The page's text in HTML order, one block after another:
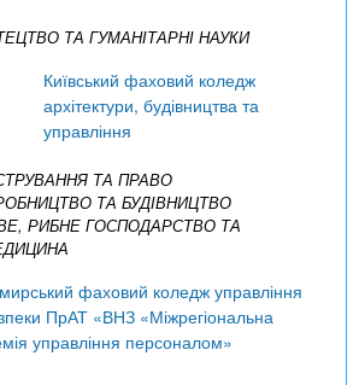
ТА ГУМАНІТАРНІ НАУКИ
Київський фаховий коледж
архітектури, будівництва та
управління
ТА ПРАВО
ТА БУДІВНИЦТВО
РИБНЕ ГОСПОДАРСТВО ТА
фаховий коледж управління
ПрАТ «ВНЗ «Міжрегіональна
управління персоналом»